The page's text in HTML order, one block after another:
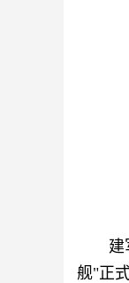
建
舰"正